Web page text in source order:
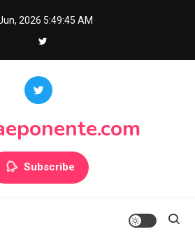
2026 5:49:47 AM
Subscribe